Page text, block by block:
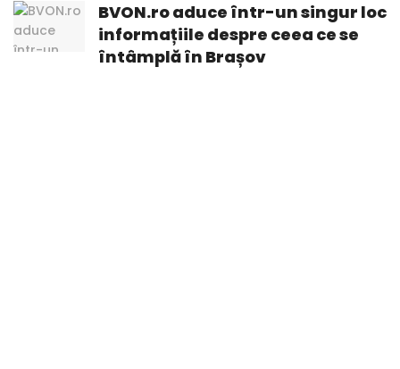
BVON.ro aduce într-un singur loc
informațiile despre ceea ce se
întâmplă în Brașov